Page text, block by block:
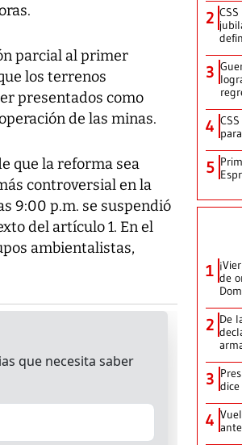
parcial al primer
los terrenos
presentados como
de las minas.
que la reforma sea
controversial en la
9:00 p.m. se suspendió
del artículo 1. En el
ambientalistas,
2
3
4
5
1 de
2 De
3
4